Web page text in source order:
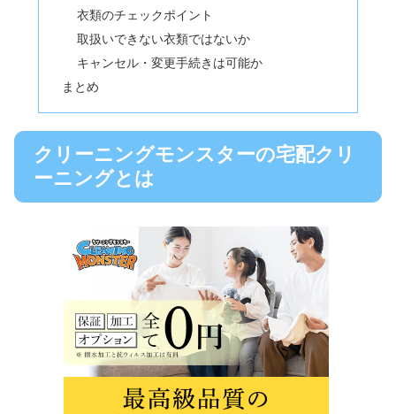
衣類のチェックポイント
取扱いできない衣類ではないか
キャンセル・変更手続きは可能か
まとめ
クリーニングモンスターの宅配クリ
ーニングとは